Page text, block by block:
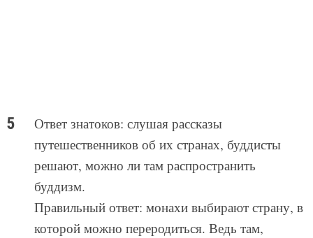
Ответ знатоков: слушая рассказы
путешественников об их странах, буддисты
решают, можно ли там распространить
буддизм.
Правильный ответ: монахи выбирают страну, в
которой можно переродиться. Ведь там,